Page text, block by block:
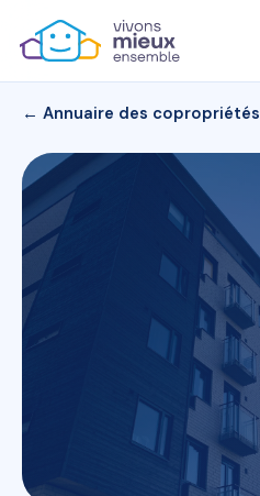
← Annuaire des copropriétés